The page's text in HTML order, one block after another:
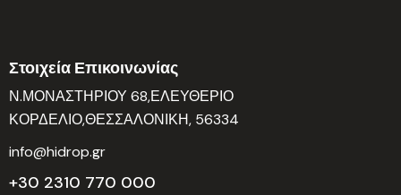
Στοιχεία Επικοινωνίας
Ν.ΜΟΝΑΣΤΗΡΙΟΥ 68,ΕΛΕΥΘΕΡΙΟ
ΚΟΡΔΕΛΙΟ,ΘΕΣΣΑΛΟΝΙΚΗ, 56334
info@hidrop.gr
+30 2310 770 000